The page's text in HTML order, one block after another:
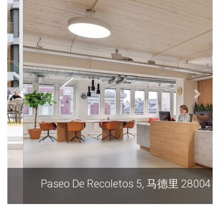
Paseo De Recoletos 5, 马德里 28004